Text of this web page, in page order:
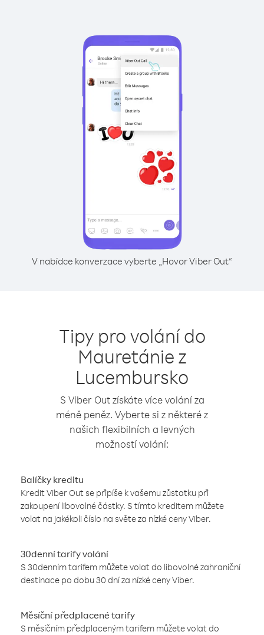
V nabídce konverzace vyberte „Hovor Viber Out“
Tipy pro volání do
Mauretánie z
Lucembursko
S Viber Out získáte více volání za
méně peněz. Vyberte si z některé z
našich flexibilních a levných
možností volání:
Balíčky kreditu
Kredit Viber Out se připíše k vašemu zůstatku při
zakoupení libovolné částky. S tímto kreditem můžete
volat na jakékoli číslo na světe za nízké ceny Viber.
30denní tarify volání
S 30denním tarifem můžete volat do libovolné zahraniční
destinace po dobu 30 dní za nízké ceny Viber.
Měsíční předplacené tarify
S měsíčním předplaceným tarifem můžete volat do